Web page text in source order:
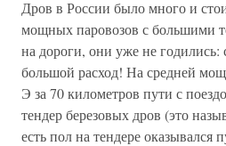
Дров в России было много и
мощных паровозов с большими
на дороги, они уже не
большой расход! На средней
Э за 70 километров пути с
тендер березовых дров (это
есть пол на тендере